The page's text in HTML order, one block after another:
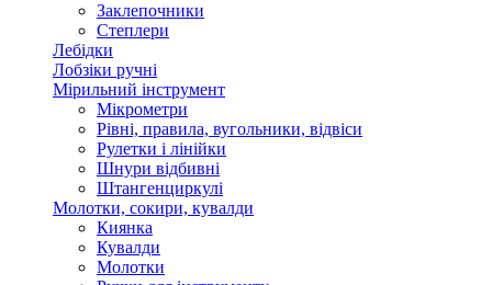
Заклепочники
Степлери
Лебідки
Лобзіки ручні
Мірильний інструмент
Мікрометри
Рівні, правила, вугольники, відвіси
Рулетки і лінійки
Шнури відбивні
Штангенциркулі
Молотки, сокири, кувалди
Киянка
Кувалди
Молотки